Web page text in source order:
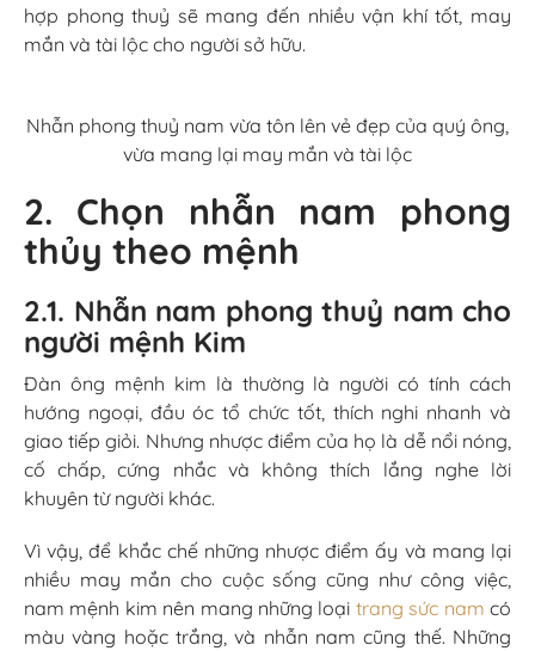
hợp phong thuỷ sẽ mang đến nhiều vận khí tốt, may
mắn và tài lộc cho người sở hữu.
Nhẫn phong thuỷ nam vừa tôn lên vẻ đẹp của quý ông,
vừa mang lại may mắn và tài lộc
2. Chọn nhẫn nam phong
thủy theo mệnh
2.1. Nhẫn nam phong thuỷ nam cho
người mệnh Kim
Đàn ông mệnh kim là thường là người có tính cách
hướng ngoại, đầu óc tổ chức tốt, thích nghi nhanh và
giao tiếp giỏi. Nhưng nhược điểm của họ là dễ nổi nóng,
cố chấp, cứng nhắc và không thích lắng nghe lời
khuyên từ người khác.
Vì vậy, để khắc chế những nhược điểm ấy và mang lại
nhiều may mắn cho cuộc sống cũng như công việc,
nam mệnh kim nên mang những loại trang sức nam có
màu vàng hoặc trắng, và nhẫn nam cũng thế. Những